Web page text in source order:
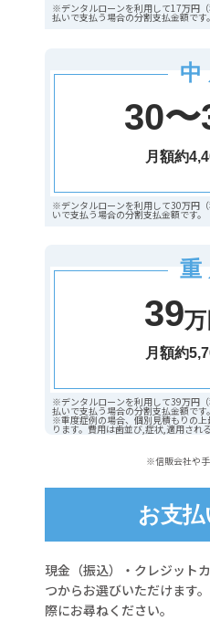
※デンタルローンを利用して17万円
払いで支払う場合の分割支払金額です
中
30〜
月額約
※デンタルローンを利用して30万円
いで支払う場合の分割支払金額です。
重
39万
月額約
※デンタルローンを利用して39万円
払いで支払う場合の分割支払金額です
※重度症例の場合、個別見積もりの
ります。費用は歯並び,症状,適用され
※信販会社や手
お支
現金（振込）・クレジット
つからお選びいただけます
際にお尋ねください。